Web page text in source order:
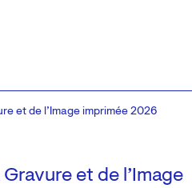
et de l’Image
et de l’Image imprimée 2026